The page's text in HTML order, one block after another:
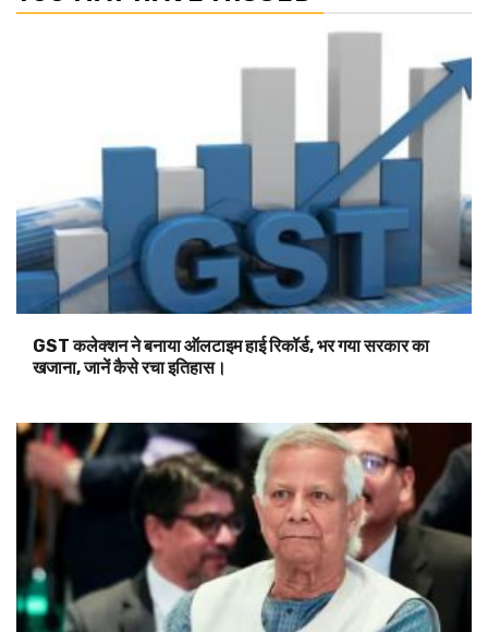
GST कलेक्शन ने बनाया ऑलटाइम हाई रिकॉर्ड, भर गया सरकार का
खजाना, जानें कैसे रचा इतिहास।